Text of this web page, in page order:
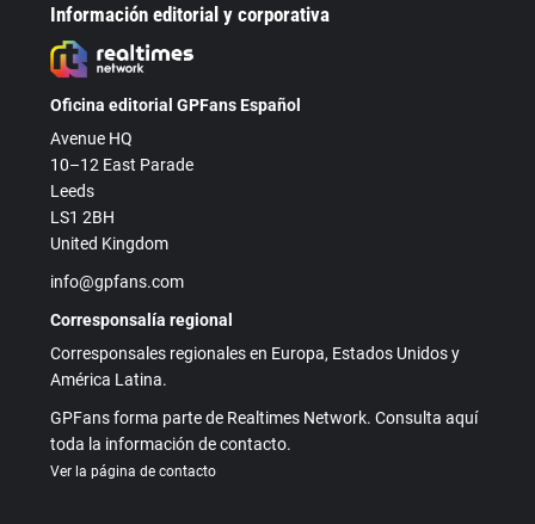
Información editorial y corporativa
Oficina editorial GPFans Español
Avenue HQ
10–12 East Parade
Leeds
LS1 2BH
United Kingdom
info@gpfans.com
Corresponsalía regional
Corresponsales regionales en Europa, Estados Unidos y
América Latina.
GPFans forma parte de Realtimes Network. Consulta aquí
toda la información de contacto.
Ver la página de contacto